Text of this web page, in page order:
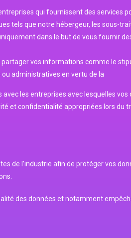
qui fournissent des services
tels que notre hébergeur, les sous-
dans le but de vous fournir
partager vos informations comme le
administratives en vertu de la
les entreprises avec lesquelles
et confidentialité appropriées lors du
de l’industrie afin de protéger vos
des données et notamment